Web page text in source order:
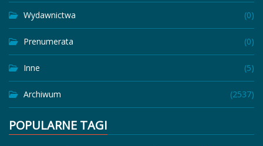
Wydawnictwa (0)
Prenumerata (0)
Inne (5)
Archiwum (2537)
POPULARNE TAGI